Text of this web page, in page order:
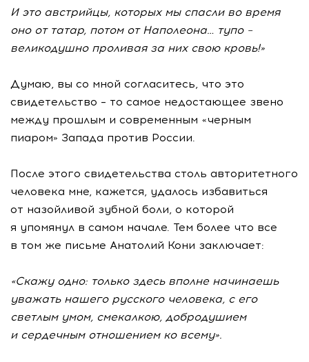
И это австрийцы, которых мы спасли во время
оно от татар, потом от Наполеона… тупо –
великодушно проливая за них свою кровь!»
Думаю, вы со мной согласитесь, что это
свидетельство – то самое недостающее звено
между прошлым и современным «черным
пиаром» Запада против России.
После этого свидетельства столь авторитетного
человека мне, кажется, удалось избавиться
от назойливой зубной боли, о которой
я упомянул в самом начале. Тем более что все
в том же письме Анатолий Кони заключает:
«Скажу одно: только здесь вполне начинаешь
уважать нашего русского человека, с его
светлым умом, смекалкою, добродушием
и сердечным отношением ко всему».